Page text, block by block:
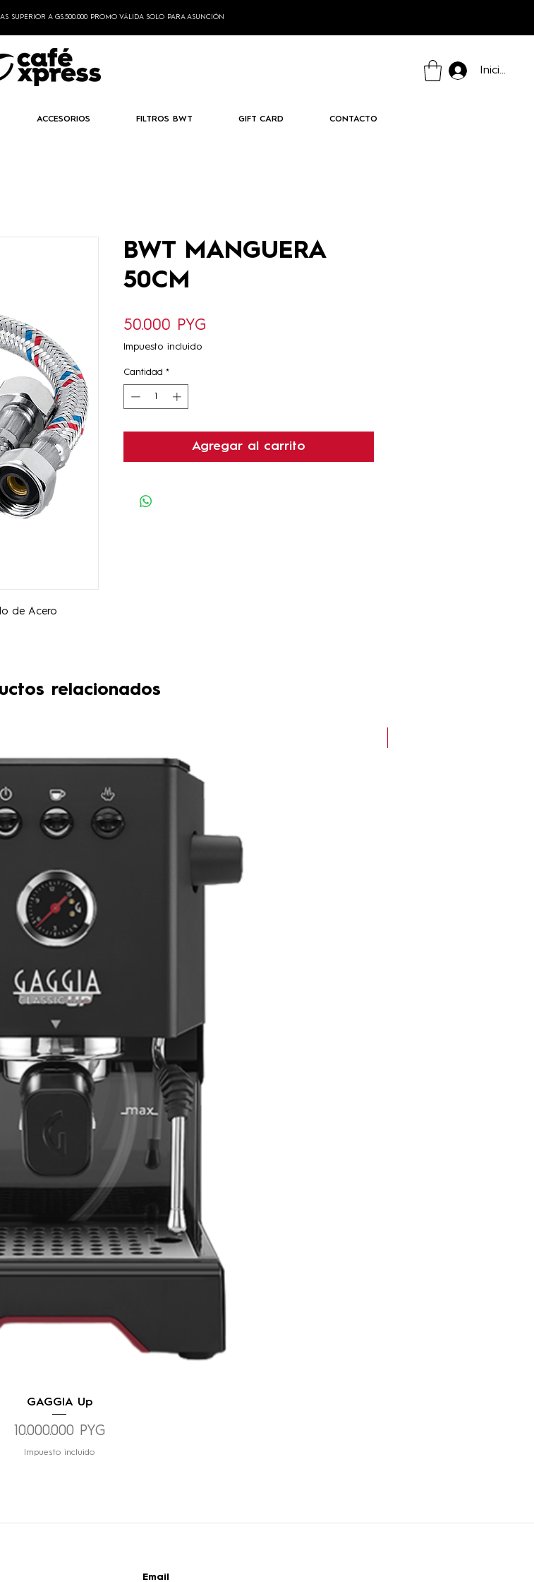
SUPERIOR A GS.500.000 PROMO VÁLIDA SOLO PARA ASUNCIÓN
Iniciar
ACCESORIOS FILTROS BWT GIFT CARD CONTACTO
de Acero
BWT MANGUERA
50CM
50.000 PYG
Impuesto incluido
Cantidad *
Agregar al carrito
relacionados
Vista rápida
GAGGIA Up
Precio
10.000.000 PYG
Impuesto incluido
Email